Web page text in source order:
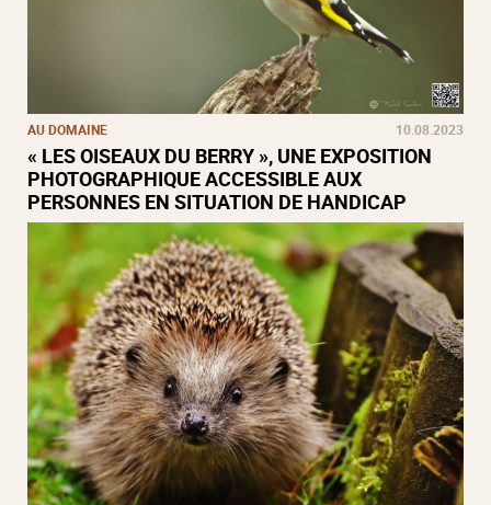
AU DOMAINE 10.08.2023
« LES OISEAUX DU BERRY », UNE EXPOSITION
PHOTOGRAPHIQUE ACCESSIBLE AUX
PERSONNES EN SITUATION DE HANDICAP